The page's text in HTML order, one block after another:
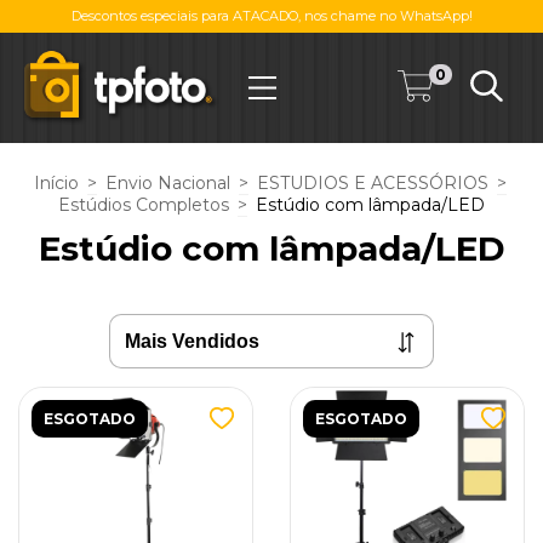
Descontos especiais para ATACADO, nos chame no WhatsApp!
0
Início > Envio Nacional > ESTUDIOS E ACESSÓRIOS >
Estúdios Completos > Estúdio com lâmpada/LED
Estúdio com lâmpada/LED
ESGOTADO ESGOTADO